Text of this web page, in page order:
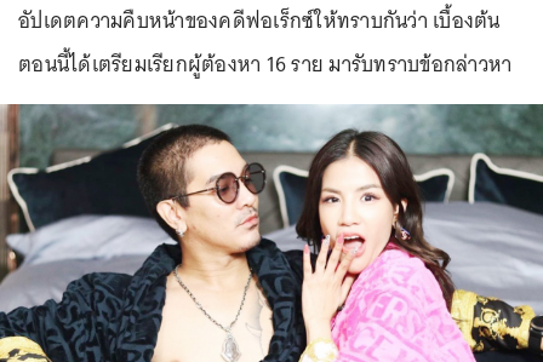
อัปเดตความคืบหน้าของคดีฟอเร็กซ์ให้ทราบกันว่า เบื้องต้น
ตอนนี้ได้เตรียมเรียกผู้ต้องหา 16 ราย มารับทราบข้อกล่าวหา